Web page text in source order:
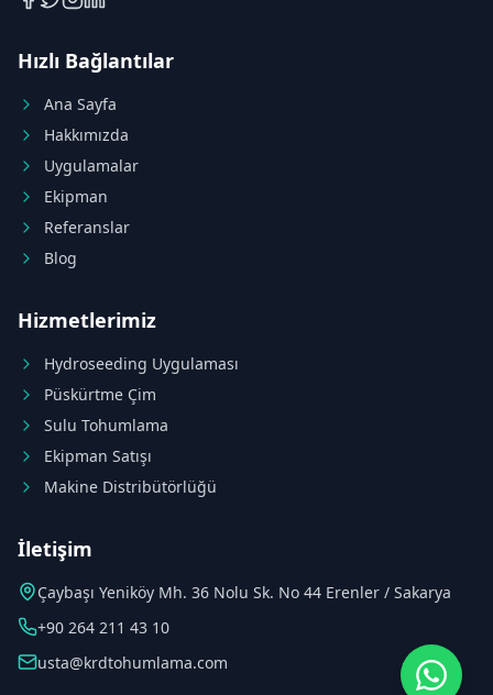
Hızlı Bağlantılar
Ana Sayfa
Hakkımızda
Uygulamalar
Ekipman
Referanslar
Blog
Hizmetlerimiz
Hydroseeding Uygulaması
Püskürtme Çim
Sulu Tohumlama
Ekipman Satışı
Makine Distribütörlüğü
İletişim
Çaybaşı Yeniköy Mh. 36 Nolu Sk. No 44 Erenler / Sakarya
+90 264 211 43 10
usta@krdtohumlama.com